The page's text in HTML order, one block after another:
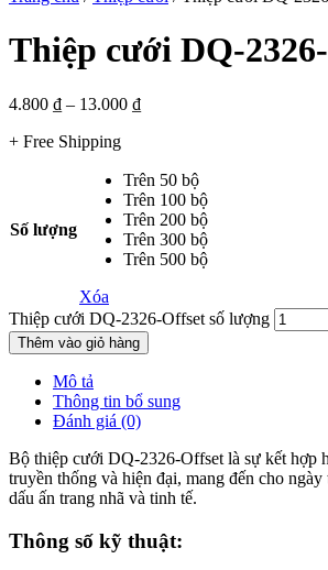
Thiệp cưới DQ-
4.800 ₫ – 13.000 ₫
+ Free Shipping
Số lượng
Trên 50 bộ
Trên 100 bộ
Trên 200 bộ
Trên 300 bộ
Trên 500 bộ
Xóa
Thiệp cưới DQ-2326-Offset số lượng
Thêm vào giỏ hàng
Mô tả
Thông tin bổ sung
Đánh giá (0)
Bộ thiệp cưới DQ-2326-Offset là sự kết hợp
truyền thống và hiện đại, mang đến cho
dấu ấn trang nhã và tinh tế.
Thông số kỹ thuật: